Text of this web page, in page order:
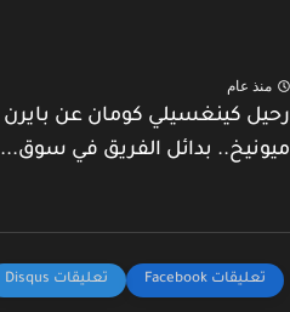
منذ عام
رحيل كينغسيلي كومان عن بايرن
ميونيخ.. بدائل الفريق في سوق...